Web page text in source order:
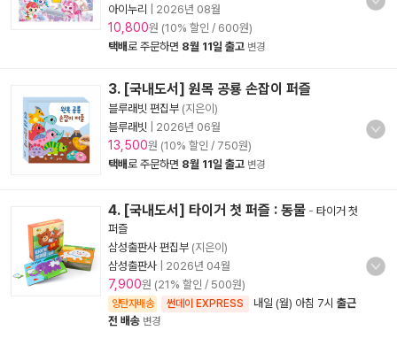
아이누리
2026년 08월
10,800원 (10% 할인 / 600원)
택배로 주문하면 8월 11일 출고 변경
3. [국내도서] 원목 공룡 손잡이 퍼즐
블루래빗 편집부 (지은이)
블루래빗
2026년 06월
13,500원 (10% 할인 / 750원)
택배로 주문하면 8월 11일 출고 변경
4. [국내도서] 타이거 첫 퍼즐 : 동물 - 타이거 첫
퍼즐
삼성출판사 편집부 (지은이)
삼성출판사
2026년 04월
7,900원 (21% 할인 / 500원)
양탄자배송 썬데이 EXPRESS 내일 (월) 아침 7시 출근
전 배송 변경